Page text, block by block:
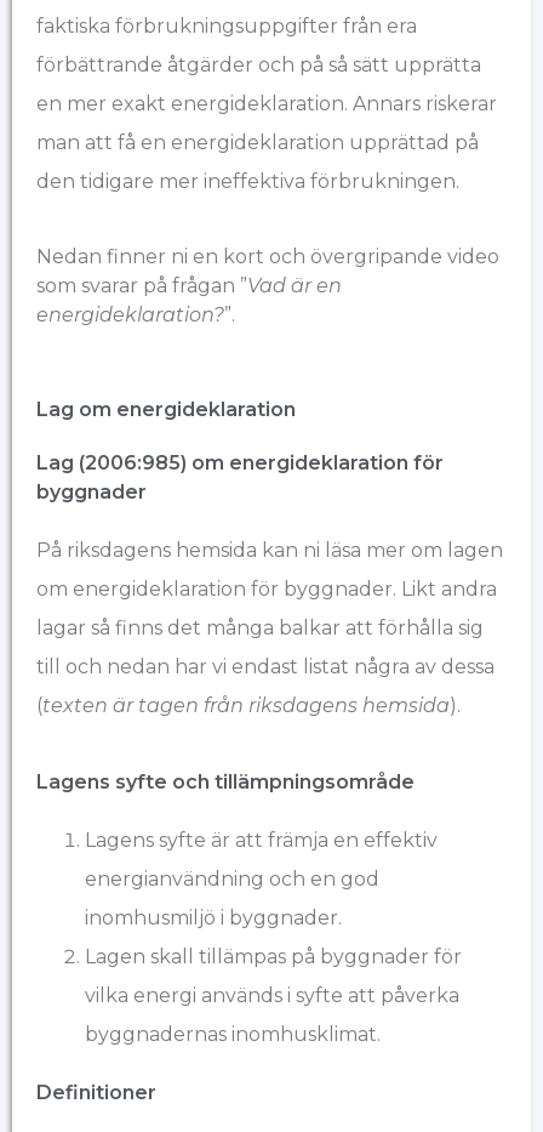
faktiska förbrukningsuppgifter från era
förbättrande åtgärder och på så sätt upprätta
en mer exakt energideklaration. Annars riskerar
man att få en energideklaration upprättad på
den tidigare mer ineffektiva förbrukningen.
Nedan finner ni en kort och övergripande video
som svarar på frågan ”Vad är en
energideklaration?”.
Lag om energideklaration
Lag (2006:985) om energideklaration för
byggnader
På riksdagens hemsida kan ni läsa mer om lagen
om energideklaration för byggnader. Likt andra
lagar så finns det många balkar att förhålla sig
till och nedan har vi endast listat några av dessa
(texten är tagen från riksdagens hemsida).
Lagens syfte och tillämpningsområde
Lagens syfte är att främja en effektiv
energianvändning och en god
inomhusmiljö i byggnader.
Lagen skall tillämpas på byggnader för
vilka energi används i syfte att påverka
byggnadernas inomhusklimat.
Definitioner